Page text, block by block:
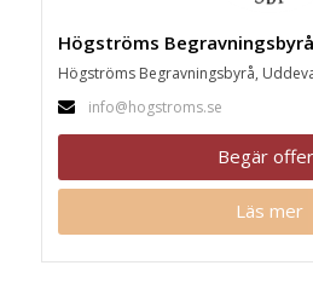
Högströms
Högströms Begravningsbyrå,
info@hogstroms.se
Begär
Läs mer